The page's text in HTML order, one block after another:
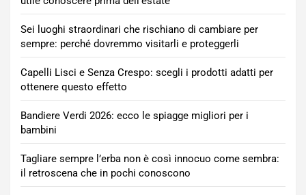
Sei luoghi straordinari che rischiano di cambiare per
sempre: perché dovremmo visitarli e proteggerli
Capelli Lisci e Senza Crespo: scegli i prodotti adatti per
ottenere questo effetto
Bandiere Verdi 2026: ecco le spiagge migliori per i
bambini
Tagliare sempre l’erba non è così innocuo come sembra:
il retroscena che in pochi conoscono